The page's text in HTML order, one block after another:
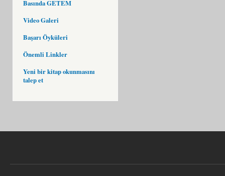
Basında GETEM
Video Galeri
Başarı Öyküleri
Önemli Linkler
Yeni bir kitap okunmasını
talep et